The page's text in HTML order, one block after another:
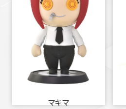
マキマ